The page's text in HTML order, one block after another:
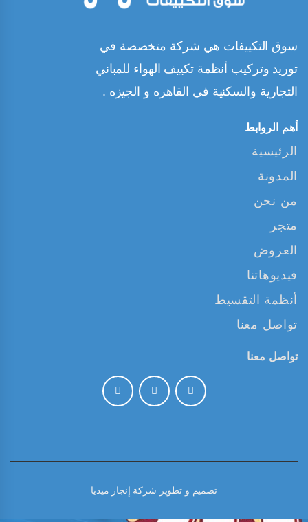
سوق التكييفات هي شركة متخصصة في
توريد وتركيب أنظمة تكييف الهواء للمباني
التجارية والسكنية في القاهره و الجيزه .
أهم الروابط
الرئيسية
المدونة
من نحن
متجر
العروض
فيديوهاتنا
أنظمة التقسيط
تواصل معنا
تواصل معنا
تصميم و تطوير شركة إنجاز ميديا